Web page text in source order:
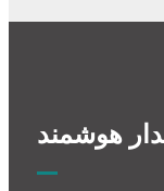
هوشمند